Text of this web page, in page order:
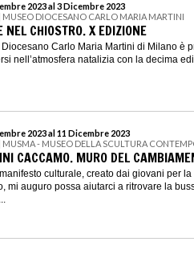
2023 al 3 Dicembre 2023
| MUSEO DIOCESANO CARLO MARIA MARTINI
NEL CHIOSTRO. X EDIZIONE
Diocesano Carlo Maria Martini di Milano è
nell’atmosfera natalizia con la decima
2023 al 11 Dicembre 2023
| MUSMA - MUSEO DELLA SCULTURA
CACCAMO. MURO DEL
culturale, creato dai giovani per
mi auguro possa aiutarci a ritrovare la